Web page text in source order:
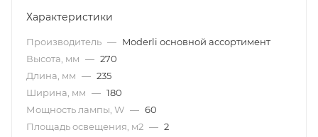
Характеристики
Производитель — Moderli основной ассортимент
Высота, мм — 270
Длина, мм — 235
Ширина, мм — 180
Мощность лампы, W — 60
Площадь освещения, м2 — 2